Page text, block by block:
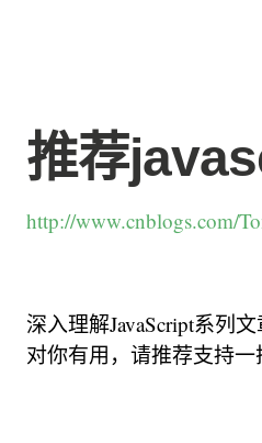
推荐
http://www.cnblogs.com/
深入理解JavaScript系列
对你有用，请推荐支持一